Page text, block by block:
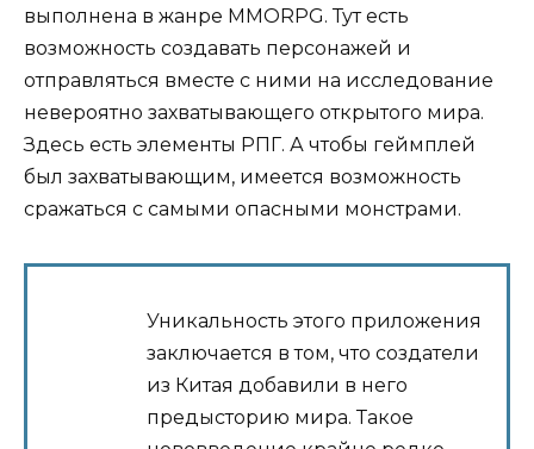
выполнена в жанре MMORPG. Тут есть
возможность создавать персонажей и
отправляться вместе с ними на исследование
невероятно захватывающего открытого мира.
Здесь есть элементы РПГ. А чтобы геймплей
был захватывающим, имеется возможность
сражаться с самыми опасными монстрами.
Уникальность этого приложения
заключается в том, что создатели
из Китая добавили в него
предысторию мира. Такое